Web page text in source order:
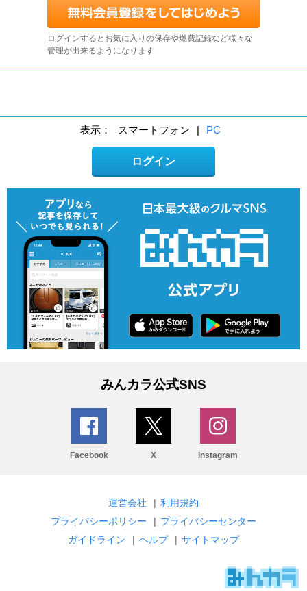
ログインするとお気に入りの保存や燃費記録など様々な
管理が出来るようになります
表示： スマートフォン | PC
ログイン
みんカラ公式SNS
Facebook X Instagram
運営会社 | 利用規約
プライバシーポリシー
| プライバシーセンター
ガイドライン
| ヘルプ | サイトマップ